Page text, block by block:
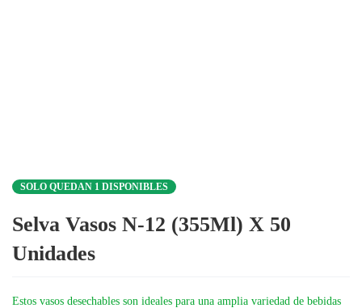
SOLO QUEDAN 1 DISPONIBLES
Selva Vasos N-12 (355Ml) X 50
Unidades
Estos vasos desechables son ideales para una amplia variedad de bebidas